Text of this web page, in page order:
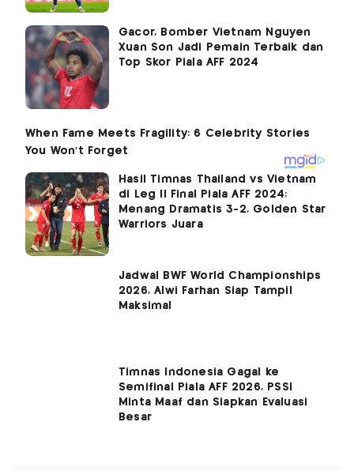
Gacor, Bomber Vietnam Nguyen
Xuan Son Jadi Pemain Terbaik dan
Top Skor Piala AFF 2024
Hasil Timnas Thailand vs Vietnam
di Leg II Final Piala AFF 2024:
Menang Dramatis 3-2, Golden Star
Warriors Juara
Jadwal BWF World Championships
2026, Alwi Farhan Siap Tampil
Maksimal
Timnas Indonesia Gagal ke
Semifinal Piala AFF 2026, PSSI
Minta Maaf dan Siapkan Evaluasi
Besar